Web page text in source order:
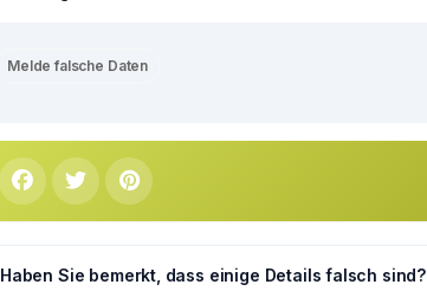
Melde falsche Daten
Haben Sie bemerkt, dass einige Details falsch sind?